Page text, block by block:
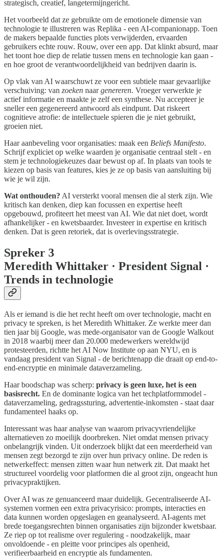
strategisch, creatief, langetermijngericht.
Het voorbeeld dat ze gebruikte om de emotionele dimensie van
technologie te illustreren was Replika - een AI-companionapp. Toen
de makers bepaalde functies plots verwijderden, ervaarden
gebruikers echte rouw. Rouw, over een app. Dat klinkt absurd, maar
het toont hoe diep de relatie tussen mens en technologie kan gaan -
en hoe groot de verantwoordelijkheid van bedrijven daarin is.
Op vlak van AI waarschuwt ze voor een subtiele maar gevaarlijke
verschuiving: van zoeken naargenereren. Vroeger verwerkte je
actief informatie en maakte je zelf een synthese. Nu accepteer je
sneller een gegenereerd antwoord als eindpunt. Dat riskeert
cognitieve atrofie: de intellectuele spieren die je niet gebruikt,
groeien niet.
Haar aanbeveling voor organisaties: maak een Beliefs Manifesto.
Schrijf expliciet op welke waarden je organisatie centraal stelt - en
stem je technologiekeuzes daar bewust op af. In plaats van tools te
kiezen op basis van features, kies je ze op basis van aansluiting bij
wie je wil zijn.
Wat onthouden? AI versterkt vooral mensen die al sterk zijn. Wie
kritisch kan denken, diep kan focussen en expertise heeft
opgebouwd, profiteert het meest van AI. Wie dat niet doet, wordt
afhankelijker - en kwetsbaarder. Investeer in expertise en kritisch
denken. Dat is geen retoriek, dat is overlevingsstrategie.
Spreker 3
Meredith Whittaker · President Signal ·
Trends in technologie
Als er iemand is die het recht heeft om over technologie, macht en
privacy te spreken, is het Meredith Whittaker. Ze werkte meer dan
tien jaar bij Google, was mede-organisator van de Google Walkout
in 2018 waarbij meer dan 20.000 medewerkers wereldwijd
protesteerden, richtte het AI Now Institute op aan NYU, en is
vandaag president van Signal - de berichtenapp die draait op end-to-
end-encryptie en minimale dataverzameling.
Haar boodschap was scherp: privacy is geen luxe, het is een
basisrecht. En de dominante logica van het techplatformmodel -
dataverzameling, gedragssturing, advertentie-inkomsten - staat daar
fundamenteel haaks op.
Interessant was haar analyse van waarom privacyvriendelijke
alternatieven zo moeilijk doorbreken. Niet omdat mensen privacy
onbelangrijk vinden. Uit onderzoek blijkt dat een meerderheid van
mensen zegt bezorgd te zijn over hun privacy online. De reden is
netwerkeffect: mensen zitten waar hun netwerk zit. Dat maakt het
structureel voordelig voor platformen die al groot zijn, ongeacht hun
privacypraktijken.
Over AI was ze genuanceerd maar duidelijk. Gecentraliseerde AI-
systemen vormen een extra privacyrisico: prompts, interacties en
data kunnen worden opgeslagen en geanalyseerd. AI-agents met
brede toegangsrechten binnen organisaties zijn bijzonder kwetsbaar.
Ze riep op tot realisme over regulering - noodzakelijk, maar
onvoldoende - en pleitte voor principes als openheid,
verifieerbaarheid en encryptie als fundamenten.